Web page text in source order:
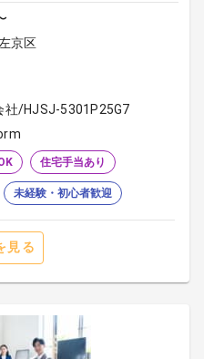
京区
社/HJSJ-5301P25G7
住宅手当あり
未経験・初心者歓迎
見る